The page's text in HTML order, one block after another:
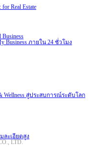
Real Estate
Business
Business ภายใน 24 ชั่วโมง
Wellness สู่ประสบการณ์ระดับโลก
ละเอียดสูง
LTD.